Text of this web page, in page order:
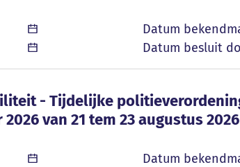
Datum
Datum besluit
- Tijdelijke
- Tijdelijke
van 21 tem 23 augustus 2026
Datum